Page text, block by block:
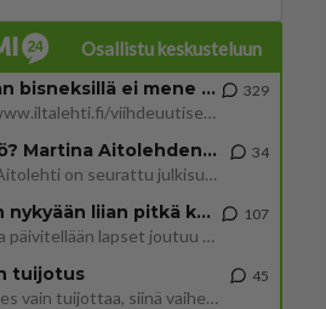
Osallistu keskusteluun
Martinan bisneksillä ei mene hyvin
https://www.iltalehti.fi/viihdeuutiset/a/c46da6ab-340f-4790-aaa7-0865eed2336 Yrityksen konkurssihakemus on tullut kärä
329
Tiesitkö? Martina Aitolehden isäpuoli on tämä suosittu laulaja
Martina Aitolehti on seurattu julkisuuden henkilö. Lähipiiriin mahtuu muitakin tunnettuja henkilöitä. Tiesitkö, että Ma
34
2 km on nykyään liian pitkä koulumatka
Hesarissa päivitellään lapset joutuu nyt kulkemaan 2 km kouluun jösses. Ruostefillarilla tuo matka menee vaikka miten äk
107
tuijotus
Mutta mies vain tuijottaa, siinä vaiheessa käännän itse pään pois. Mikä juttu? Yleensä jos joku tuijottaa tai katsoo, hä
45